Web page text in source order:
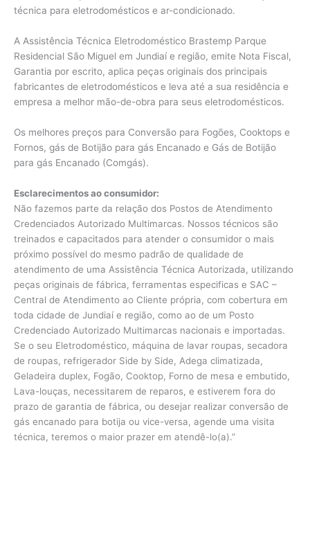
técnica para eletrodomésticos e ar-condicionado.
A Assistência Técnica Eletrodoméstico Brastemp Parque
Residencial São Miguel em Jundiaí e região, emite Nota Fiscal,
Garantia por escrito, aplica peças originais dos principais
fabricantes de eletrodomésticos e leva até a sua residência e
empresa a melhor mão-de-obra para seus eletrodomésticos.
Os melhores preços para Conversão para Fogões, Cooktops e
Fornos, gás de Botijão para gás Encanado e Gás de Botijão
para gás Encanado (Comgás).
Esclarecimentos ao consumidor:
Não fazemos parte da relação dos Postos de Atendimento
Credenciados Autorizado Multimarcas. Nossos técnicos são
treinados e capacitados para atender o consumidor o mais
próximo possível do mesmo padrão de qualidade de
atendimento de uma Assistência Técnica Autorizada, utilizando
peças originais de fábrica, ferramentas especificas e SAC –
Central de Atendimento ao Cliente própria, com cobertura em
toda cidade de Jundiaí e região, como ao de um Posto
Credenciado Autorizado Multimarcas nacionais e importadas.
Se o seu Eletrodoméstico, máquina de lavar roupas, secadora
de roupas, refrigerador Side by Side, Adega climatizada,
Geladeira duplex, Fogão, Cooktop, Forno de mesa e embutido,
Lava-louças, necessitarem de reparos, e estiverem fora do
prazo de garantia de fábrica, ou desejar realizar conversão de
gás encanado para botija ou vice-versa, agende uma visita
técnica, teremos o maior prazer em atendê-lo(a).”